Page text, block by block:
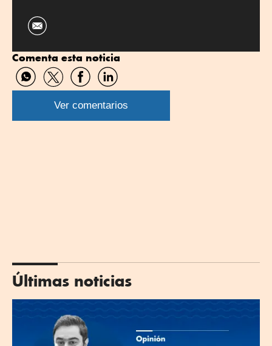
Comenta esta noticia
Compartir
por
WhatsApp
Compartir
por
Twitter
Compartir
por
Facebook
Compartir
por
Linkedin
Ver comentarios
Últimas noticias